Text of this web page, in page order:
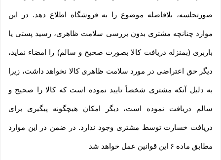
صورتجلسه، بلافاصله موضوع را به فروشگاه اطلاع دهد. در این
موارد چنانچه مشتری بدون بررسی سلامت ظاهری، رسید پستی یا
باربری (بمنزله دریافت کالا بصورت صحیح و سالم) را امضاء نماید،
دیگر حق اعتراضی در مورد سلامت ظاهری کالا نخواهد داشت، زیرا
به دلیل آنکه مشتری شخصاً تایید نموده است که کالا را صحیح و
سالم دریافت نموده است، دیگر امکان هیچگونه پیگیری برای
دریافت خسارت توسط مشتری وجود ندارد. در ضمن در این موارد
مطابق ماده ۶ این قوانین عمل خواهد شد